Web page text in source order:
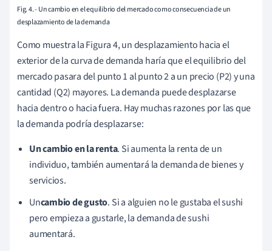
Fig. 4. - Un cambio en el equilibrio del mercado como consecuencia de un
desplazamiento de la demanda
Como muestra la Figura 4, un desplazamiento hacia el
exterior de la curva de demanda haría que el equilibrio del
mercado pasara del punto 1 al punto 2 a un precio (P2) y una
cantidad (Q2) mayores. La demanda puede desplazarse
hacia dentro o hacia fuera. Hay muchas razones por las que
la demanda podría desplazarse:
Un cambio en la renta. Si aumenta la renta de un
individuo, también aumentará la demanda de bienes y
servicios.
Uncambio de gusto. Si a alguien no le gustaba el sushi
pero empieza a gustarle, la demanda de sushi
aumentará.